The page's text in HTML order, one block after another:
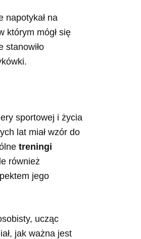
napotykał na
którym mógł się
stanowiło
sportowej i życia
lat miał wzór do
treningi
również
jego
ucząc
jak ważna jest